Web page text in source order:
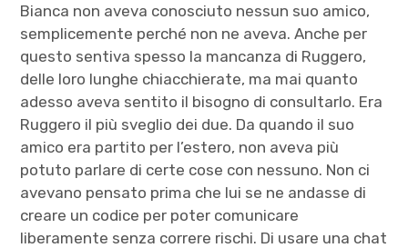
Bianca non aveva conosciuto nessun suo amico,
semplicemente perché non ne aveva. Anche per
questo sentiva spesso la mancanza di Ruggero,
delle loro lunghe chiacchierate, ma mai quanto
adesso aveva sentito il bisogno di consultarlo. Era
Ruggero il più sveglio dei due. Da quando il suo
amico era partito per l’estero, non aveva più
potuto parlare di certe cose con nessuno. Non ci
avevano pensato prima che lui se ne andasse di
creare un codice per poter comunicare
liberamente senza correre rischi. Di usare una chat